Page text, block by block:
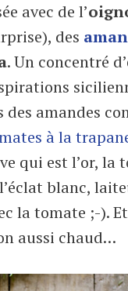
avec de l’
des
. Un concentré
amandes
à la
qui est l’or, la
blanc,
la tomate ;-).
aussi chaud…